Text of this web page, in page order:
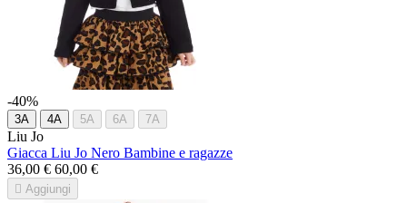
-40%
3A 4A 5A 6A 7A
Liu Jo
Giacca Liu Jo Nero Bambine e ragazze
36,00 € 60,00 €
 Aggiungi